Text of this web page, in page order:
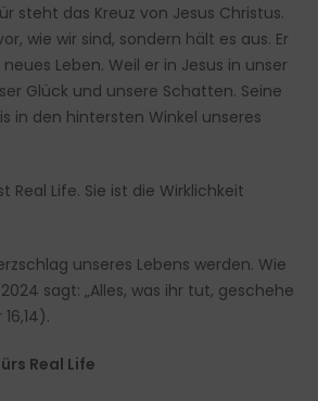
steht das Kreuz von Jesus Christus.
wie wir sind, sondern hält es aus. Er
Leben. Weil er in Jesus in unser
Glück und unsere Schatten. Seine
in den hintersten Winkel unseres
Real Life. Sie ist die Wirklichkeit
unseres Lebens werden. Wie
sagt: „Alles, was ihr tut, geschehe
Real Life